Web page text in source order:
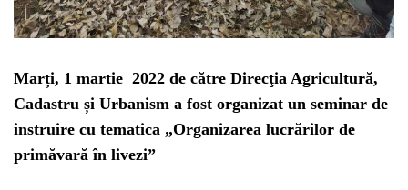
Marți, 1 martie 2022 de către Direcţia Agricultură,
Cadastru și Urbanism a fost organizat un seminar de
instruire cu tematica „Organizarea lucrărilor de
primăvară în livezi”